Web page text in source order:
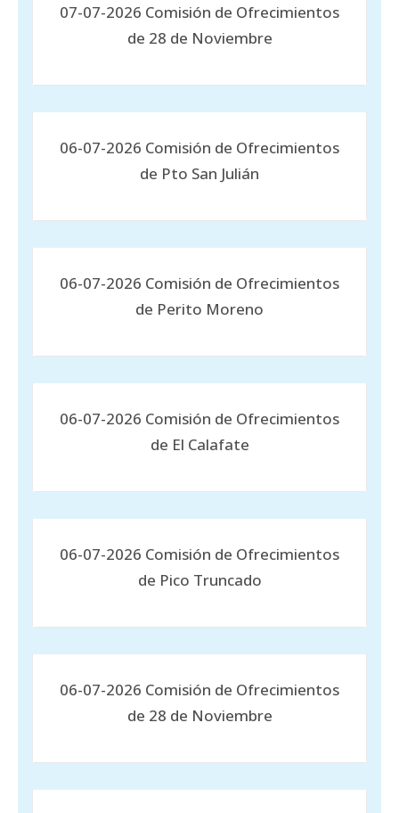
07-07-2026 Comisión de Ofrecimientos
de 28 de Noviembre
06-07-2026 Comisión de Ofrecimientos
de Pto San Julián
06-07-2026 Comisión de Ofrecimientos
de Perito Moreno
06-07-2026 Comisión de Ofrecimientos
de El Calafate
06-07-2026 Comisión de Ofrecimientos
de Pico Truncado
06-07-2026 Comisión de Ofrecimientos
de 28 de Noviembre